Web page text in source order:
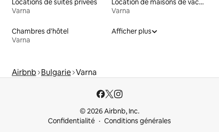
Varna
Varna
Chambres d'hôtel
Varna
Afficher plus
Airbnb Bulgarie Varna
© 2026 Airbnb, Inc.
Confidentialité
Conditions générales